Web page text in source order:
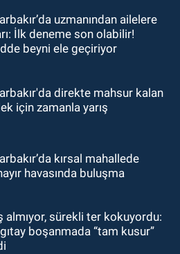
uzmanından ailelere
İlk deneme son olabilir!
beyni ele geçiriyor
direkte mahsur kalan
için zamanla yarış
kırsal mahallede
havasında buluşma
almıyor, sürekli ter kokuyordu:
boşanmada “tam kusur”